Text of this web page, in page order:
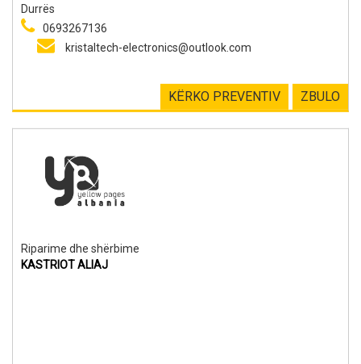
Durrës
0693267136
kristaltech-electronics@outlook.com
ZBULO
KËRKO PREVENTIV
Riparime dhe shërbime
KASTRIOT ALIAJ